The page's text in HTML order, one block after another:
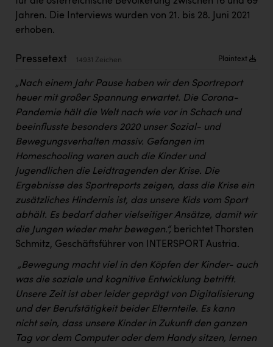
Maximarkt
Österreichischer Kachelofenverband
Orlen
Passage Linz
PEZ
PÜSPÖK
REMAX
RE/MAX Welcome
RUBBLE MASTER
Ruderclub Wels
SCRI - Salzburg Cancer Research Institute
SCHMACHTL GmbH
Schwingshandl - automation technology gmbh
Jahren. Die Interviews wurden von 21. bis 28. Juni 2021
erhoben.
Pressetext 14931 Zeichen Plaintext
„Nach einem Jahr Pause haben wir den Sportreport
heuer mit großer Spannung erwartet. Die Corona-
Pandemie hält die Welt nach wie vor in Schach und
beeinflusste besonders 2020 unser Sozial- und
Bewegungsverhalten massiv. Gefangen im
Homeschooling waren auch die Kinder und
Jugendlichen die Leidtragenden der Krise. Die
Ergebnisse des Sportreports zeigen, dass die Krise ein
zusätzliches Hindernis ist, das unsere Kids vom Sport
abhält. Es bedarf daher vielseitiger Ansätze, damit wir
die Jungen wieder mehr bewegen.“, berichtet Thorsten
Schmitz, Geschäftsführer von INTERSPORT Austria.
„Bewegung macht viel in den Köpfen der Kinder- auch
was die soziale und kognitive Entwicklung betrifft.
Unsere Zeit ist aber leider geprägt von Digitalisierung
und der Berufstätigkeit beider Elternteile. Es kann
nicht sein, dass unsere Kinder in Zukunft den ganzen
Tag vor dem Computer oder dem Handy sitzen, lernen